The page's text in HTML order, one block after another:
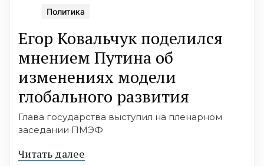
Политика
Егор Ковальчук поделился
мнением Путина об
изменениях модели
глобального развития
Глава государства выступил на пленарном
заседании ПМЭФ
Читать далее